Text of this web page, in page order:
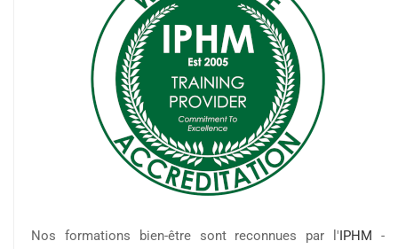
Nos formations bien-être sont reconnues par l' IPHM -